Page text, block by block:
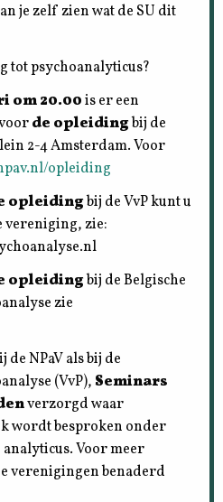
je zelf zien wat de SU dit
tot psychoanalyticus?
om 20.00is er een
de opleidingbij de
2-4 Amsterdam. Voor
opleiding
opleidingbij de VvP kunt u
vereniging, zie:
opleidingbij de Belgische
zie
NPaV als bij de
(VvP),Seminars
verzorgd waar
wordt besproken onder
Voor meer
verenigingen benaderd